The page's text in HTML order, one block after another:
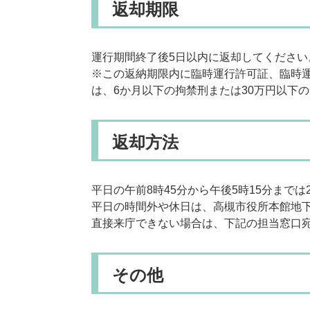
返却期限
運行期間終了後5日以内に返却してください
※この返納期限内に臨時運行許可証、臨時
は、6か月以下の拘禁刑または30万円以下
返却方法
平日の午前8時45分から午後5時15分まで
平日の時間外や休日は、高槻市役所本館地
直接来庁できない場合は、下記の担当窓口
その他